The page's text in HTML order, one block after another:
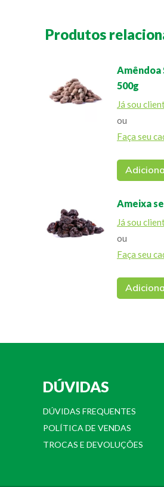
Produtos
Amêndoa
500g
Já sou
ou
Faça seu
Ameixa
Já sou
ou
Faça seu
DÚVIDAS
DÚVIDAS FREQUENTES
POLÍTICA DE VENDAS
TROCAS E DEVOLUÇÕES